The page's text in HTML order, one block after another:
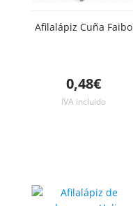
Afilalápiz Cuña Faibo
0,48€
IVA incluido